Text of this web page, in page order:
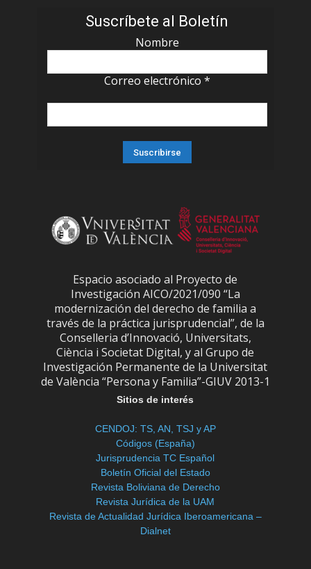
Suscríbete al Boletín
Nombre
Correo electrónico *
Espacio asociado al Proyecto de
Investigación AICO/2021/090 “La
modernización del derecho de familia a
través de la práctica jurisprudencial”, de la
Conselleria d’Innovació, Universitats,
Ciència i Societat Digital, y al Grupo de
Investigación Permanente de la Universitat
de València “Persona y Familia”-GIUV 2013-1
Sitios de interés
CENDOJ: TS, AN, TSJ y AP
Códigos (España)
Jurisprudencia TC Español
Boletín Oficial del Estado
Revista Boliviana de Derecho
Revista Jurídica de la UAM
Revista de Actualidad Jurídica Iberoamericana –
Dialnet